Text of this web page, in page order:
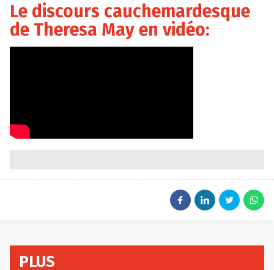
Le discours cauchemardesque
de Theresa May en vidéo:
PLUS